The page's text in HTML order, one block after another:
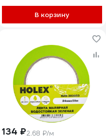
В корзину
134 ₽2.68 ₽/м